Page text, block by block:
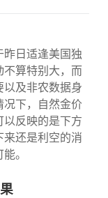
昨日适逢美国独
不算特别大，而
以及非农数据身
况下，自然金价
以反映的是下方
来还是利空的消
。